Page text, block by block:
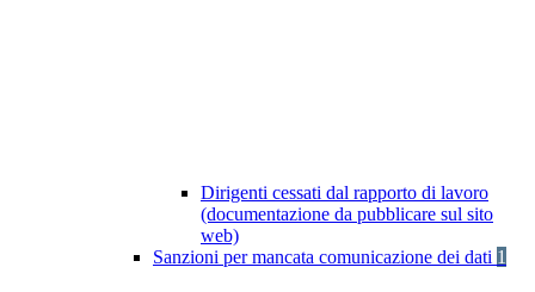
Dirigenti cessati dal rapporto di lavoro
(documentazione da pubblicare sul sito
web)
Sanzioni per mancata comunicazione dei dati 1